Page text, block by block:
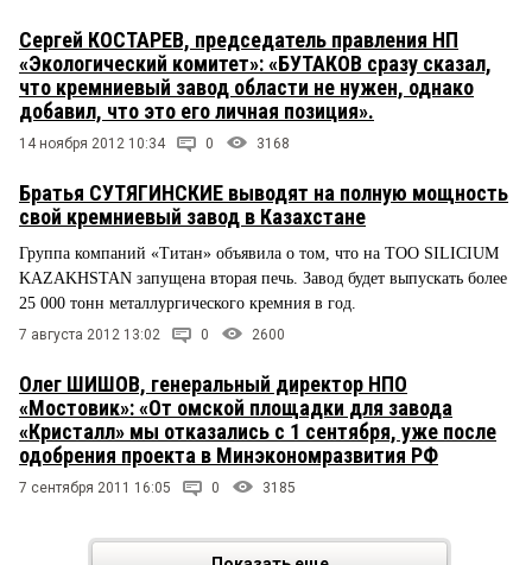
Сергей КОСТАРЕВ, председатель правления НП
«Экологический комитет»: «БУТАКОВ сразу сказал,
что кремниевый завод области не нужен, однако
добавил, что это его личная позиция».
14 ноября 2012 10:34 0 3168
Братья СУТЯГИНСКИЕ выводят на полную мощность
свой кремниевый завод в Казахстане
Группа компаний «Титан» объявила о том, что на ТОО SILICIUM
KAZAKHSTAN запущена вторая печь. Завод будет выпускать более
25 000 тонн металлургического кремния в год.
7 августа 2012 13:02 0 2600
Олег ШИШОВ, генеральный директор НПО
«Мостовик»: «От омской площадки для завода
«Кристалл» мы отказались с 1 сентября, уже после
одобрения проекта в Минэкономразвития РФ
7 сентября 2011 16:05 0 3185